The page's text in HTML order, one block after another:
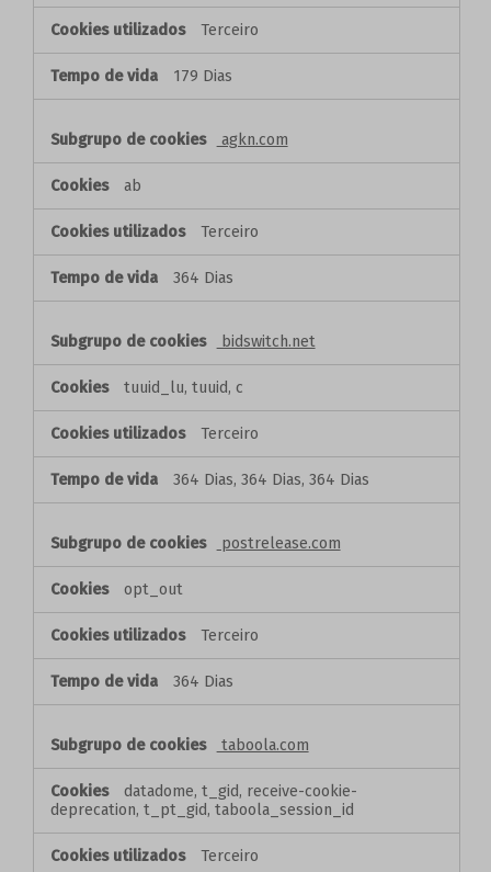
Terceiro
179 Dias
agkn.com
ab
Terceiro
364 Dias
bidswitch.net
tuuid_lu, tuuid, c
Terceiro
364 Dias, 364 Dias, 364 Dias
postrelease.com
opt_out
Terceiro
364 Dias
taboola.com
datadome, t_gid, receive-cookie-
deprecation, t_pt_gid, taboola_session_id
Terceiro